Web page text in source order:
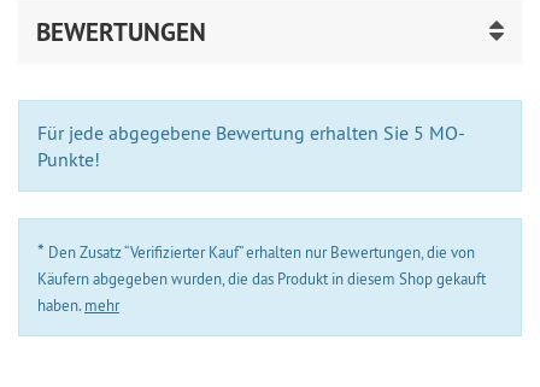
BEWERTUNGEN
Für jede abgegebene Bewertung erhalten Sie 5 MO-
Punkte!
* Den Zusatz “Verifizierter Kauf” erhalten nur Bewertungen, die von
Käufern abgegeben wurden, die das Produkt in diesem Shop gekauft
haben. mehr